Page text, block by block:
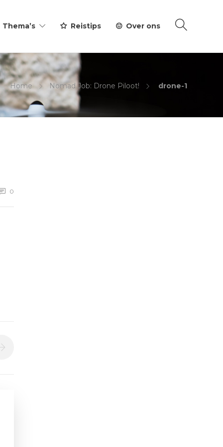
Thema’s Reistips Over ons
Home Nomad Job: Drone Piloot! drone-1
0